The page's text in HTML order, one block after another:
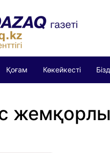
Қоғам Көкейкесті